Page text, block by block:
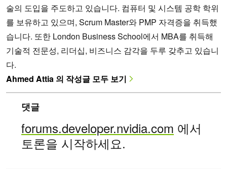
술의 도입을 주도하고 있습니다. 컴퓨터 및 시스템 공학 학위
를 보유하고 있으며, Scrum Master와 PMP 자격증을 취득했
습니다. 또한 London Business School에서 MBA를 취득해
기술적 전문성, 리더십, 비즈니스 감각을 두루 갖추고 있습니
다.
Ahmed Attia 의 작성글 모두 보기
댓글
forums.developer.nvidia.com 에서
토론을 시작하세요.